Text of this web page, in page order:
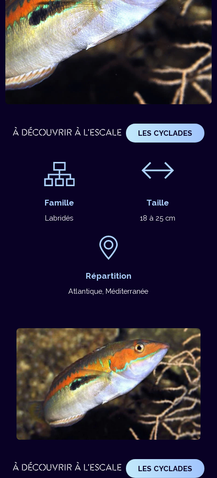
À DÉCOUVRIR À L'ESCALE LES CYCLADES
Famille
Labridés
Taille
18 à 25 cm
Répartition
Atlantique, Méditerranée
À DÉCOUVRIR À L'ESCALE LES CYCLADES